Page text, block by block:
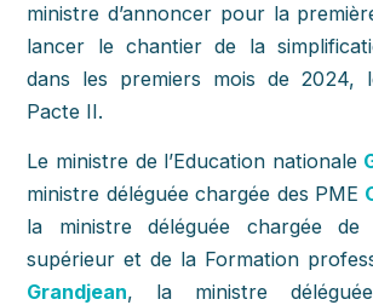
ministre d’annoncer pour la
lancer le chantier de la
dans les premiers mois de 2024,
Pacte II.
Le ministre de l’Education nationale
ministre déléguée chargée des PME
la ministre déléguée chargée de
supérieur et de la Formation
Grandjean, la ministre